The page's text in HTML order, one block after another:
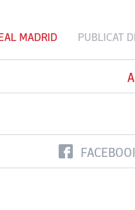
MADRID PUBLICAT
Corvinul